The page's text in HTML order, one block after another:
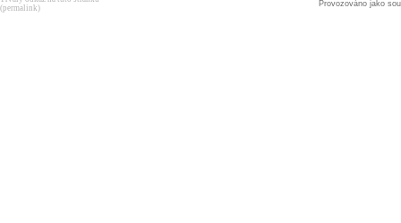
Provozováno jako
(permalink)